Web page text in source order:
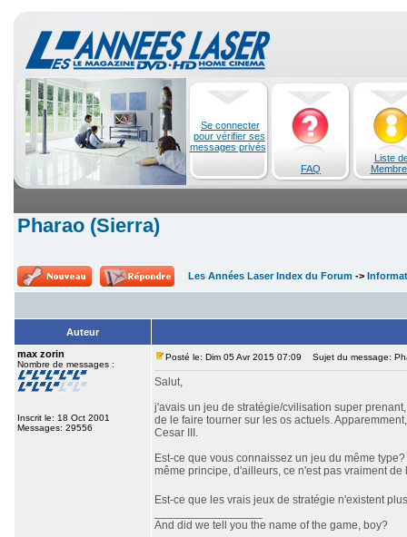
Se connecter
pour vérifier ses
messages privés
FAQ
Liste
Pharao (Sierra)
Les Années Laser Index du Forum ->
Auteur
max zorin
Nombre de messages :
Inscrit le: 18 Oct 2001
Messages: 29556
Posté le: Dim 05 Avr 2015 07:09 Sujet du message:
Salut,
j'avais un jeu de stratégie/cvilisation super
de le faire tourner sur les os actuels.
Cesar III.
Est-ce que vous connaissez un jeu du même
même principe, d'ailleurs, ce n'est pas vraiment
Est-ce que les vrais jeux de stratégie n'existent
And did we tell you the name of the game, boy?